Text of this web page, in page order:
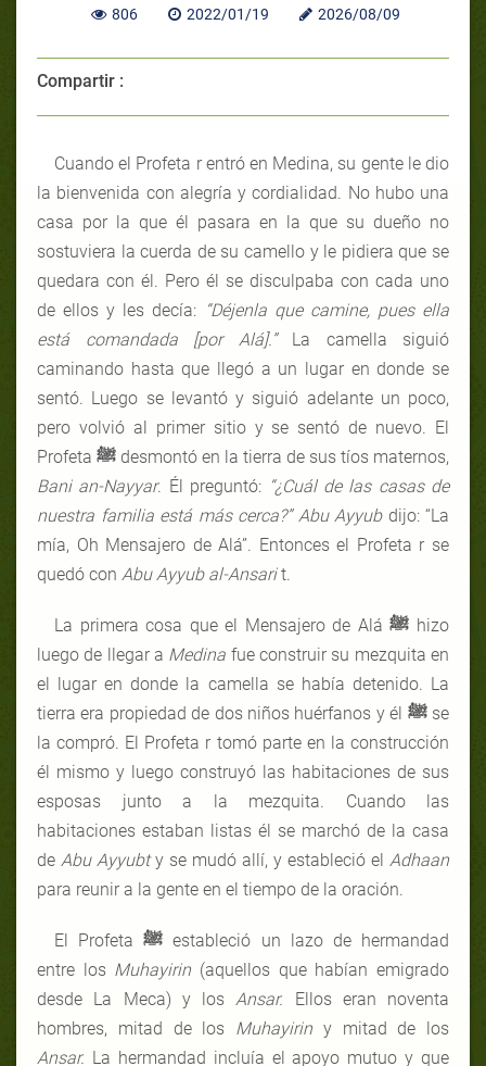
806 2022/01/19 2026/08/09
Compartir :
Cuando el Profeta r entró en Medina, su gente le dio
la bienvenida con alegría y cordialidad. No hubo una
casa por la que él pasara en la que su dueño no
sostuviera la cuerda de su camello y le pidiera que se
quedara con él. Pero él se disculpaba con cada uno
de ellos y les decía: “Déjenla que camine, pues ella
está comandada [por Alá].”La camella siguió
caminando hasta que llegó a un lugar en donde se
sentó. Luego se levantó y siguió adelante un poco,
pero volvió al primer sitio y se sentó de nuevo. El
Profeta ﷺ desmontó en la tierra de sus tíos maternos,
Bani an-Nayyar. Él preguntó: “¿Cuál de las casas de
nuestra familia está más cerca?” Abu Ayyubdijo: “La
mía, Oh Mensajero de Alá”. Entonces el Profeta r se
quedó con Abu Ayyub al-Ansarit.
La primera cosa que el Mensajero de Aláﷺ hizo
luego de llegar a Medina fue construir su mezquita en
el lugar en donde la camella se había detenido. La
tierra era propiedad de dos niños huérfanos y él ﷺse
la compró. El Profeta r tomó parte en la construcción
él mismo y luego construyó las habitaciones de sus
esposas junto a la mezquita. Cuando las
habitaciones estaban listas él se marchó de la casa
de Abu Ayyubty se mudó allí, y estableció el Adhaan
para reunir a la gente en el tiempo de la oración.
El Profetaﷺ estableció un lazo de hermandad
entre los Muhayirin (aquellos que habían emigrado
desde La Meca) y los Ansar. Ellos eran noventa
hombres, mitad de los Muhayirin y mitad de los
Ansar. La hermandad incluía el apoyo mutuo y que